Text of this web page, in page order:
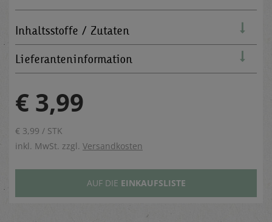
Inhaltsstoffe / Zutaten
Lieferanteninformation
€ 3,99
€ 3,99 / STK
inkl. MwSt. zzgl. Versandkosten
AUF DIE EINKAUFSLISTE